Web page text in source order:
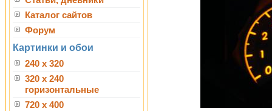
Каталог сайтов
Форум
Картинки и обои
240 x 320
320 x 240
горизонтальные
720 x 400